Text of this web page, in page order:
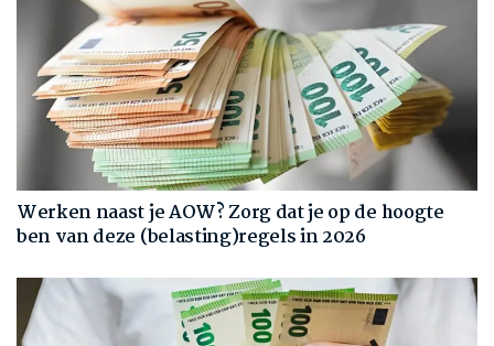
Werken naast je AOW? Zorg dat je op de hoogte
ben van deze (belasting)regels in 2026